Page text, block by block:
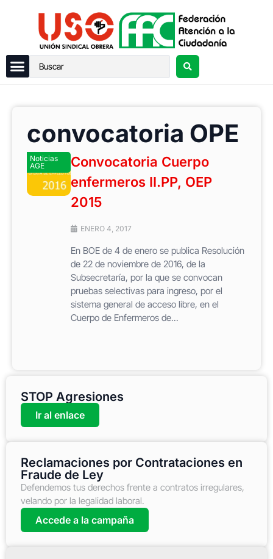
convocatoria OPE
Noticias
AGE
Convocatoria Cuerpo
enfermeros II.PP, OEP
2015
ENERO 4, 2017
En BOE de 4 de enero se publica Resolución
de 22 de noviembre de 2016, de la
Subsecretaría, por la que se convocan
pruebas selectivas para ingreso, por el
sistema general de acceso libre, en el
Cuerpo de Enfermeros de...
STOP Agresiones
Ir al enlace
Reclamaciones por Contrataciones en
Fraude de Ley
Defendemos tus derechos frente a contratos irregulares,
velando por la legalidad laboral.
Accede a la campaña